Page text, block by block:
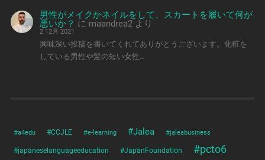
男性がメイクかネイルをして、スカートを履いて何が
悪いか？ に maandrea2 より
2 12月 2021
興味深い投稿を書いてくれてありがとうございます。化粧を
している男性や髪の短い女性…
#a4edu #CCJLE #e-learning #Jalea #jaleabusiness
#japaneselanguageeducation #JapanFoundation #pcto6